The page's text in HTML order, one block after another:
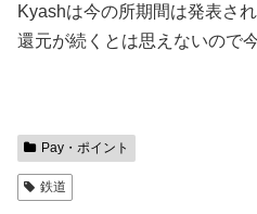
Kyashは今の所期間は発表さ
還元が続くとは思えないので
Pay・ポイント
鉄道